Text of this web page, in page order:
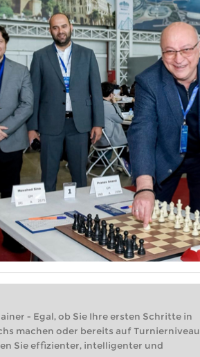
- Egal, ob Sie Ihre ersten Schritte in
machen oder bereits auf Turnierniveau
Sie effizienter, intelligenter und